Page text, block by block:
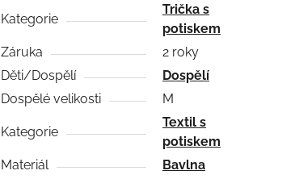
Kategorie
Trička s
potiskem
Záruka
2 roky
Děti/Dospělí
Dospělí
Dospělé velikosti
M
Kategorie
Textil s
potiskem
Materiál
Bavlna